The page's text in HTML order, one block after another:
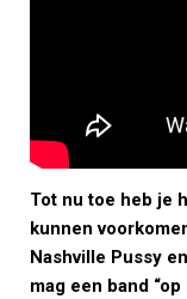
Tot nu toe heb je
kunnen
Nashville Pussy
mag een band